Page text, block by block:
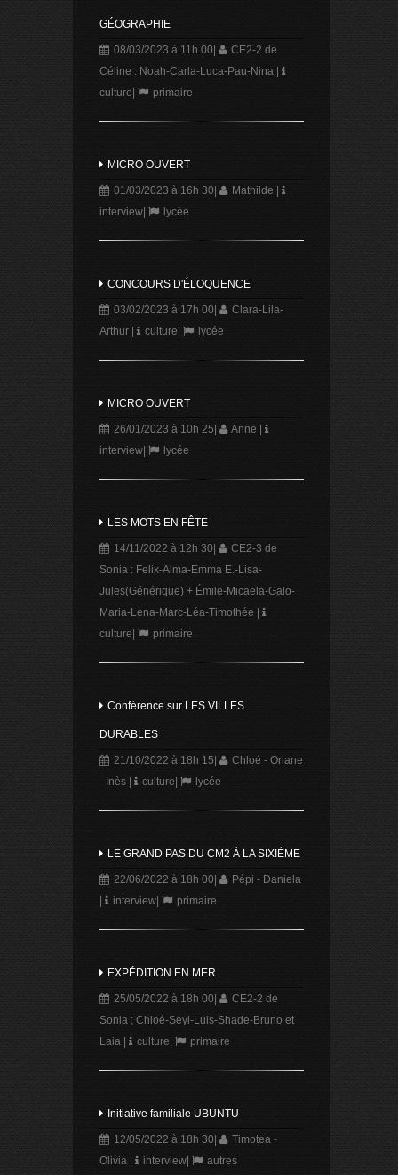
GÉOGRAPHIE
08/03/2023 à 11h 00|
CE2-2 de
Céline : Noah-Carla-Luca-Pau-Nina|
culture
primaire
MICRO OUVERT
01/03/2023 à 16h 30 Mathilde
interview| lycée
CONCOURS D'ÉLOQUENCE
03/02/2023 à 17h 00|
Clara-Lila-
Arthur| culture lycée
MICRO OUVERT
26/01/2023 à 10h 25 Anne
interview| lycée
LES MOTS EN FÊTE
14/11/2022 à 12h 30|
CE2-3 de
Sonia : Felix-Alma-Emma E.-Lisa-
Jules(Générique) + Émile-Micaela-Galo-
Maria-Lena-Marc-Léa-Timothée
culture
primaire
Conférence sur LES VILLES
DURABLES
21/10/2022 à 18h 15
Chloé - Oriane
- Inès
culture lycée
LE GRAND PAS DU CM2 À LA SIXIÈME
22/06/2022 à 18h 00
Pépi - Daniela
interview| primaire
EXPÉDITION EN MER
25/05/2022 à 18h 00|
CE2-2 de
Sonia ; Chloé-Seyl-Luis-Shade-Bruno et
Laia| culture primaire
Initiative familiale UBUNTU
12/05/2022 à 18h 30
Timotea -
Olivia| interview| autres